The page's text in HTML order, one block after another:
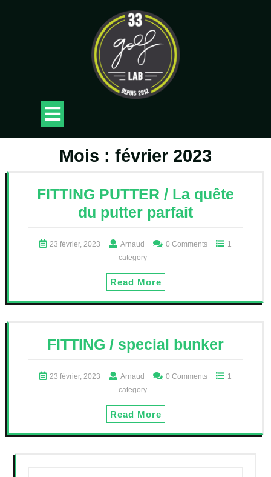
Button
Mois : février 2023
FITTING PUTTER / La quête
du putter parfait
23 février, 2023 Arnaud 0 Comments
1
category
Read More
FITTING / special bunker
23 février, 2023 Arnaud 0 Comments
1
category
Read More